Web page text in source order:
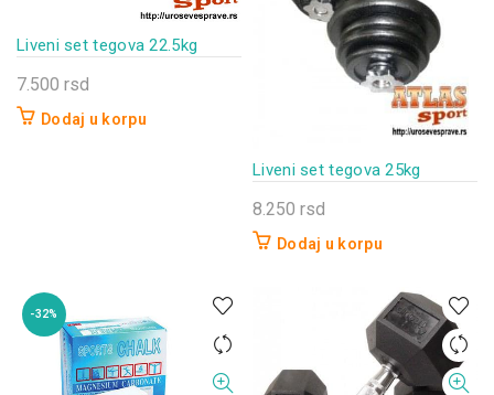
Liveni set tegova 22.5kg
7.500 rsd
Dodaj u korpu
Liveni set tegova 25kg
8.250 rsd
Dodaj u korpu
-32%